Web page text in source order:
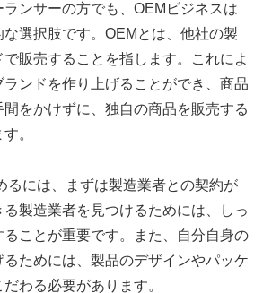
ンサーの方でも、OEMビジネスは
選択肢です。OEMとは、他社の製
販売することを指します。これによ
ンドを作り上げることができ、商品
をかけずに、独自の商品を販売する
。
るには、まずは製造業者との契約が
製造業者を見つけるためには、しっ
ことが重要です。また、自分自身の
ためには、製品のデザインやパッケ
わる必要があります。